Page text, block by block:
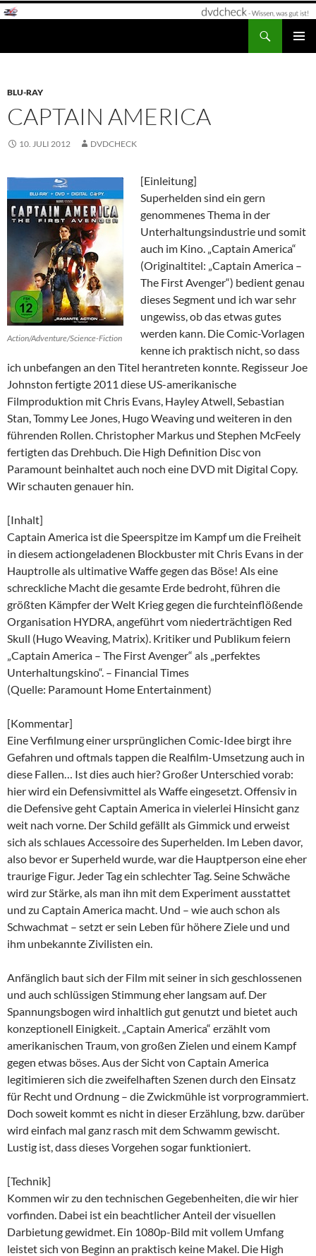
Zum
BLU-RAY
CAPTAIN AMERICA
10. JULI 2012 DVDCHECK
Action/Adventure/Science-Fiction
[Einleitung]
Superhelden sind ein gern
genommenes Thema in der
Unterhaltungsindustrie und somit
auch im Kino. „Captain America“
(Originaltitel: „Captain America –
The First Avenger“) bedient genau
dieses Segment und ich war sehr
ungewiss, ob das etwas gutes
werden kann. Die Comic-Vorlagen
kenne ich praktisch nicht, so dass
ich unbefangen an den Titel herantreten konnte. Regisseur Joe
Johnston fertigte 2011 diese US-amerikanische
Filmproduktion mit Chris Evans, Hayley Atwell, Sebastian
Stan, Tommy Lee Jones, Hugo Weaving und weiteren in den
führenden Rollen. Christopher Markus und Stephen McFeely
fertigten das Drehbuch. Die High Definition Disc von
Paramount beinhaltet auch noch eine DVD mit Digital Copy.
Wir schauten genauer hin.
[Inhalt]
Captain America ist die Speerspitze im Kampf um die Freiheit
in diesem actiongeladenen Blockbuster mit Chris Evans in der
Hauptrolle als ultimative Waffe gegen das Böse! Als eine
schreckliche Macht die gesamte Erde bedroht, führen die
größten Kämpfer der Welt Krieg gegen die furchteinflößende
Organisation HYDRA, angeführt vom niederträchtigen Red
Skull (Hugo Weaving, Matrix). Kritiker und Publikum feiern
„Captain America – The First Avenger“ als „perfektes
Unterhaltungskino“. – Financial Times
(Quelle: Paramount Home Entertainment)
[Kommentar]
Eine Verfilmung einer ursprünglichen Comic-Idee birgt ihre
Gefahren und oftmals tappen die Realfilm-Umsetzung auch in
diese Fallen… Ist dies auch hier? Großer Unterschied vorab:
hier wird ein Defensivmittel als Waffe eingesetzt. Offensiv in
die Defensive geht Captain America in vielerlei Hinsicht ganz
weit nach vorne. Der Schild gefällt als Gimmick und erweist
sich als schlaues Accessoire des Superhelden. Im Leben davor,
also bevor er Superheld wurde, war die Hauptperson eine eher
traurige Figur. Jeder Tag ein schlechter Tag. Seine Schwäche
wird zur Stärke, als man ihn mit dem Experiment ausstattet
und zu Captain America macht. Und – wie auch schon als
Schwachmat – setzt er sein Leben für höhere Ziele und und
ihm unbekannte Zivilisten ein.
Anfänglich baut sich der Film mit seiner in sich geschlossenen
und auch schlüssigen Stimmung eher langsam auf. Der
Spannungsbogen wird inhaltlich gut genutzt und bietet auch
konzeptionell Einigkeit. „Captain America“ erzählt vom
amerikanischen Traum, von großen Zielen und einem Kampf
gegen etwas böses. Aus der Sicht von Captain America
legitimieren sich die zweifelhaften Szenen durch den Einsatz
für Recht und Ordnung – die Zwickmühle ist vorprogrammiert.
Doch soweit kommt es nicht in dieser Erzählung, bzw. darüber
wird einfach mal ganz rasch mit dem Schwamm gewischt.
Lustig ist, dass dieses Vorgehen sogar funktioniert.
[Technik]
Kommen wir zu den technischen Gegebenheiten, die wir hier
vorfinden. Dabei ist ein beachtlicher Anteil der visuellen
Darbietung gewidmet. Ein 1080p-Bild mit vollem Umfang
leistet sich von Beginn an praktisch keine Makel. Die High